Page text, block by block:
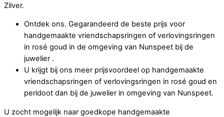
Zilver.
Ontdek ons. Gegarandeerd de beste prijs voor
handgemaakte vriendschapsringen of verlovingsringen
in rosé goud in de omgeving van Nunspeet bij de
juwelier .
U krijgt bij ons meer prijsvoordeel op handgemaakte
vriendschapsringen of verlovingsringen in rosé goud en
peridoot dan bij de juwelier in omgeving van Nunspeet.
U zocht mogelijk naar goedkope handgemaakte